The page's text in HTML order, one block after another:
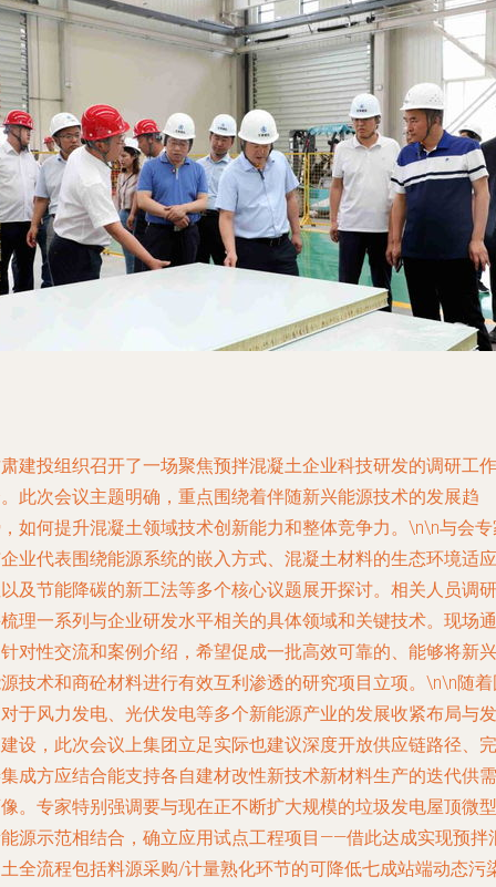
建投组织召开了一场聚焦预拌混凝土企业科技研发的调研工作
此次会议主题明确，重点围绕着伴随新兴能源技术的发展趋
如何提升混凝土领域技术创新能力和整体竞争力。\n\n与会
业代表围绕能源系统的嵌入方式、混凝土材料的生态环境适应
及节能降碳的新工法等多个核心议题展开探讨。相关人员调研
理一系列与企业研发水平相关的具体领域和关键技术。现场通
对性交流和案例介绍，希望促成一批高效可靠的、能够将新兴
技术和商砼材料进行有效互利渗透的研究项目立项。\n\n随
于风力发电、光伏发电等多个新能源产业的发展收紧布局与发
设，此次会议上集团立足实际也建议深度开放供应链路径、完
成方应结合能支持各自建材改性新技术新材料生产的迭代供需
。专家特别强调要与现在正不断扩大规模的垃圾发电屋顶微型
源示范相结合，确立应用试点工程项目——借此达成实现预拌
全流程包括料源采购/计量熟化环节的可降低七成站端动态污